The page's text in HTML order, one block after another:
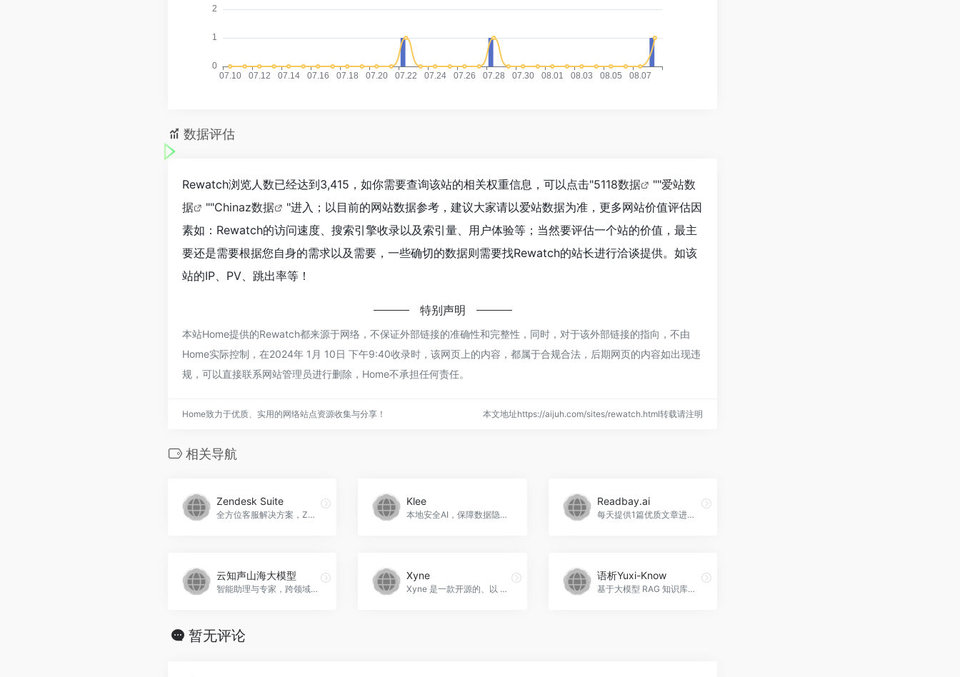
数据评估
Rewatch浏览人数已经达到3,415，如你需要查询该站的相关权重信息，可以点击"5118数据 ""爱站数
据
""Chinaz数据
"进入；以目前的网站数据参考，建议大家请以爱站数据为准，更多网站价值评估因
素如：Rewatch的访问速度、搜索引擎收录以及索引量、用户体验等；当然要评估一个站的价值，最主
要还是需要根据您自身的需求以及需要，一些确切的数据则需要找Rewatch的站长进行洽谈提供。如该
站的IP、PV、跳出率等！
特别声明
本站Home提供的Rewatch都来源于网络，不保证外部链接的准确性和完整性，同时，对于该外部链接的指向，不由
Home实际控制，在2024年 1月 10日 下午9:40收录时，该网页上的内容，都属于合规合法，后期网页的内容如出现违
规，可以直接联系网站管理员进行删除，Home不承担任何责任。
Home致力于优质、实用的网络站点资源收集与分享！ 本文地址https://aijuh.com/sites/rewatch.html转载请注明
相关导航
Zendesk Suite
全方位客服解决方案，Zendesk Suite官网入口网址
Klee
本地安全AI，保障数据隐私。Klee官网入口网址
Readbay.ai
每天提供1篇优质文章进行深度阅读，Readbay.ai官网入口网址
云知声山海大模型
智能助理与专家，跨领域知识理解与应用，云知声山海大模型官网入口网址
Xyne
Xyne 是一款开源的、以 AI 为先的搜索与答案引擎，专为工作场景设计。
语析Yuxi-Know
基于大模型 RAG 知识库的知识图谱问答系统，支持多种大模型适配和本地部署。
暂无评论